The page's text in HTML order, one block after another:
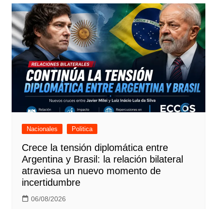
Nacionales Politica
Crece la tensión diplomática entre
Argentina y Brasil: la relación bilateral
atraviesa un nuevo momento de
incertidumbre
06/08/2026